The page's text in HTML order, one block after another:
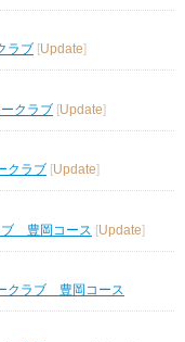
ラブ
Update
クラブ [Update]
クラブ
Update
ブ 豊岡コース [Update]
クラブ 豊岡コース